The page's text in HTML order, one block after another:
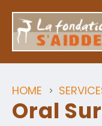
HOME
Oral